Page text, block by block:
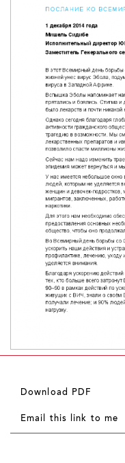
Download PDF
Email this link to me